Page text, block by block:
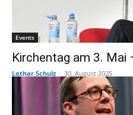
Events
Kirchentag am 3.
Lothar Schulz - 30. August 2025